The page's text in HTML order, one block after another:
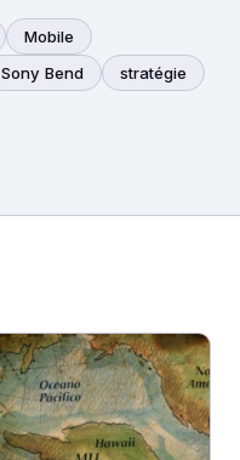
Mobile
Sony Bend
stratégie